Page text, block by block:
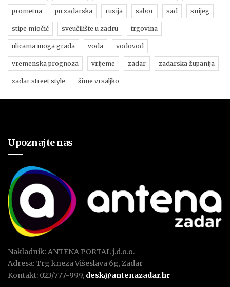
prometna pu zadarska rusija sabor sad snijeg
stipe miočić sveučilište u zadru trgovina
ulicama moga grada voda vodovod
vremenska prognoza vrijeme zadar zadarska županija
zadar street style šime vrsaljko
Upoznajte nas
Nakladnik: ANTENA PORTAL j.d.o.o.
Adresa: Trg kneza Višeslava 6g, Zadar
Kontakt: 023/777-999, desk@antenazadar.hr